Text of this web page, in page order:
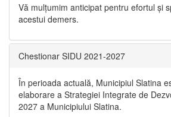
Vă mulţumim anticipat pentru efortul şi
acestui demers.
Chestionar SIDU 2021-2027
În perioada actuală, Municipiul Slatina
elaborare a Strategiei Integrate de
2027 a Municipiului Slatina.